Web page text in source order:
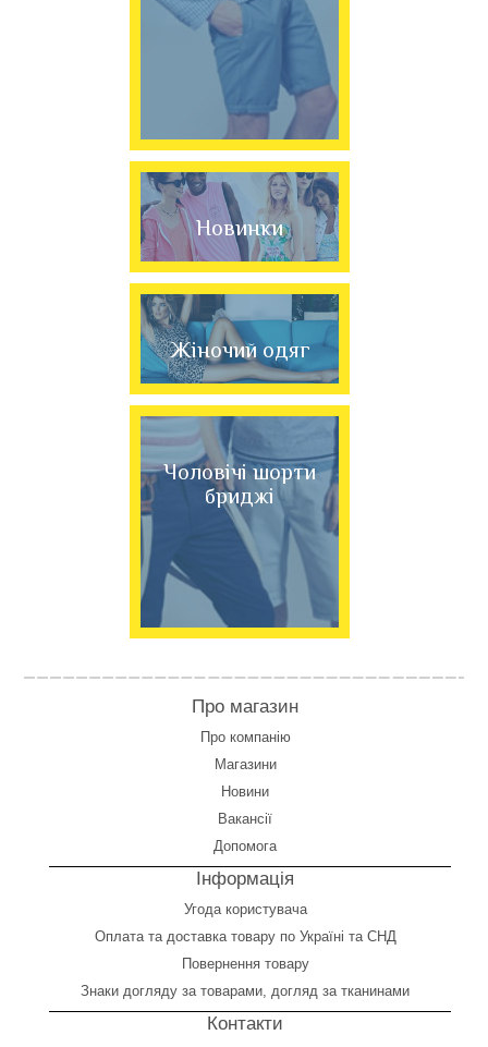
Новинки
Жіночий одяг
Чоловічі шорти
бриджі
Про магазин
Про компанію
Магазини
Новини
Вакансії
Допомога
Інформація
Угода користувача
Оплата та доставка товару по Україні та СНД
Повернення товару
Знаки догляду за товарами, догляд за тканинами
Контакти